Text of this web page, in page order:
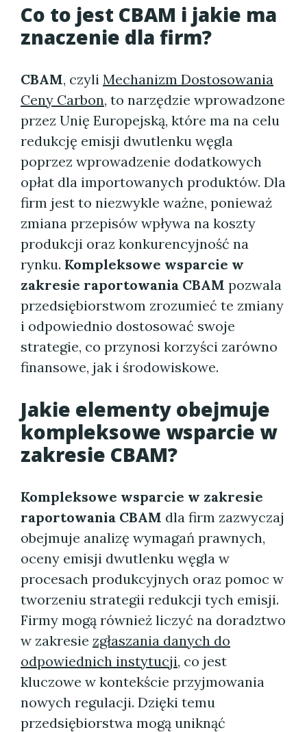
Co to jest CBAM i jakie ma
znaczenie dla firm?
CBAM, czyli Mechanizm Dostosowania
Ceny Carbon, to narzędzie wprowadzone
przez Unię Europejską, które ma na celu
redukcję emisji dwutlenku węgla
poprzez wprowadzenie dodatkowych
opłat dla importowanych produktów. Dla
firm jest to niezwykle ważne, ponieważ
zmiana przepisów wpływa na koszty
produkcji oraz konkurencyjność na
rynku. Kompleksowe wsparcie w
zakresie raportowania CBAM pozwala
przedsiębiorstwom zrozumieć te zmiany
i odpowiednio dostosować swoje
strategie, co przynosi korzyści zarówno
finansowe, jak i środowiskowe.
Jakie elementy obejmuje
kompleksowe wsparcie w
zakresie CBAM?
Kompleksowe wsparcie w zakresie
raportowania CBAM dla firm zazwyczaj
obejmuje analizę wymagań prawnych,
oceny emisji dwutlenku węgla w
procesach produkcyjnych oraz pomoc w
tworzeniu strategii redukcji tych emisji.
Firmy mogą również liczyć na doradztwo
w zakresie zgłaszania danych do
odpowiednich instytucji, co jest
kluczowe w kontekście przyjmowania
nowych regulacji. Dzięki temu
przedsiębiorstwa mogą uniknąć